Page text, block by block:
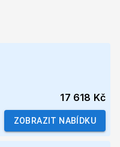
17 618 Kč
ZOBRAZIT NABÍDKU